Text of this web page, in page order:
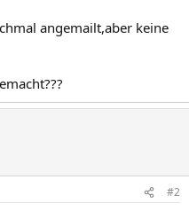
angemailt,aber keine
#2